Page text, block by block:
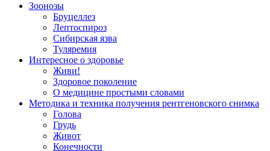
Зоонозы
Бруцеллез
Лептоспироз
Сибирская язва
Туляремия
Интересное о здоровье
Живи!
Здоровое поколение
О медицине простыми словами
Методика и техника получения рентгеновского снимка
Голова
Грудь
Живот
Конечности